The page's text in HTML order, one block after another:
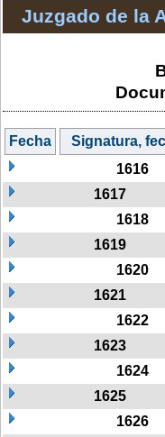
Juzgado de la
Fecha Signatura,
1616
1617
1618
1619
1620
1621
1622
1623
1624
1625
1626